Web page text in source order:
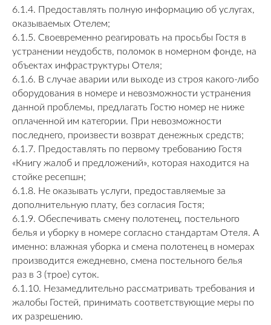
6.1.4. Предоставлять полную информацию об услугах,
оказываемых Отелем;
6.1.5. Своевременно реагировать на просьбы Гостя в
устранении неудобств, поломок в номерном фонде, на
объектах инфраструктуры Отеля;
6.1.6. В случае аварии или выходе из строя какого-либо
оборудования в номере и невозможности устранения
данной проблемы, предлагать Гостю номер не ниже
оплаченной им категории. При невозможности
последнего, произвести возврат денежных средств;
6.1.7. Предоставлять по первому требованию Гостя
«Книгу жалоб и предложений», которая находится на
стойке ресепшн;
6.1.8. Не оказывать услуги, предоставляемые за
дополнительную плату, без согласия Гостя;
6.1.9. Обеспечивать смену полотенец, постельного
белья и уборку в номере согласно стандартам Отеля. А
именно: влажная уборка и смена полотенец в номерах
производится ежедневно, смена постельного белья
раз в 3 (трое) суток.
6.1.10. Незамедлительно рассматривать требования и
жалобы Гостей, принимать соответствующие меры по
их разрешению.